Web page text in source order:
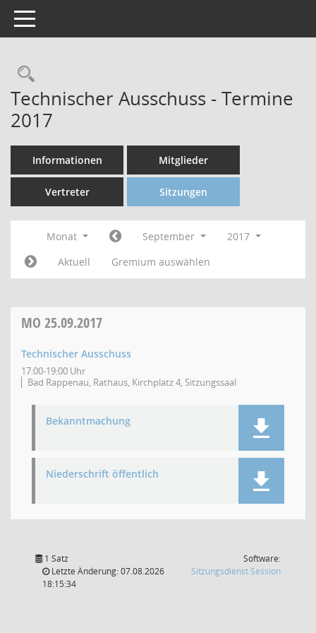
Toggle navigation
Technischer Ausschuss - Termine
2017
Informationen Mitglieder
Vertreter Sitzungen
Monat September
2017
Aktuell
Gremium auswählen
MO 25.09.2017
Technischer Ausschuss
17:00-19:00 Uhr
Bad Rappenau, Rathaus, Kirchplatz 4, Sitzungssaal
Bekanntmachung
Niederschrift öffentlich
1 Satz
Letzte Änderung: 07.08.2026
18:15:34
Software:
Sitzungsdienst Session(Wird in